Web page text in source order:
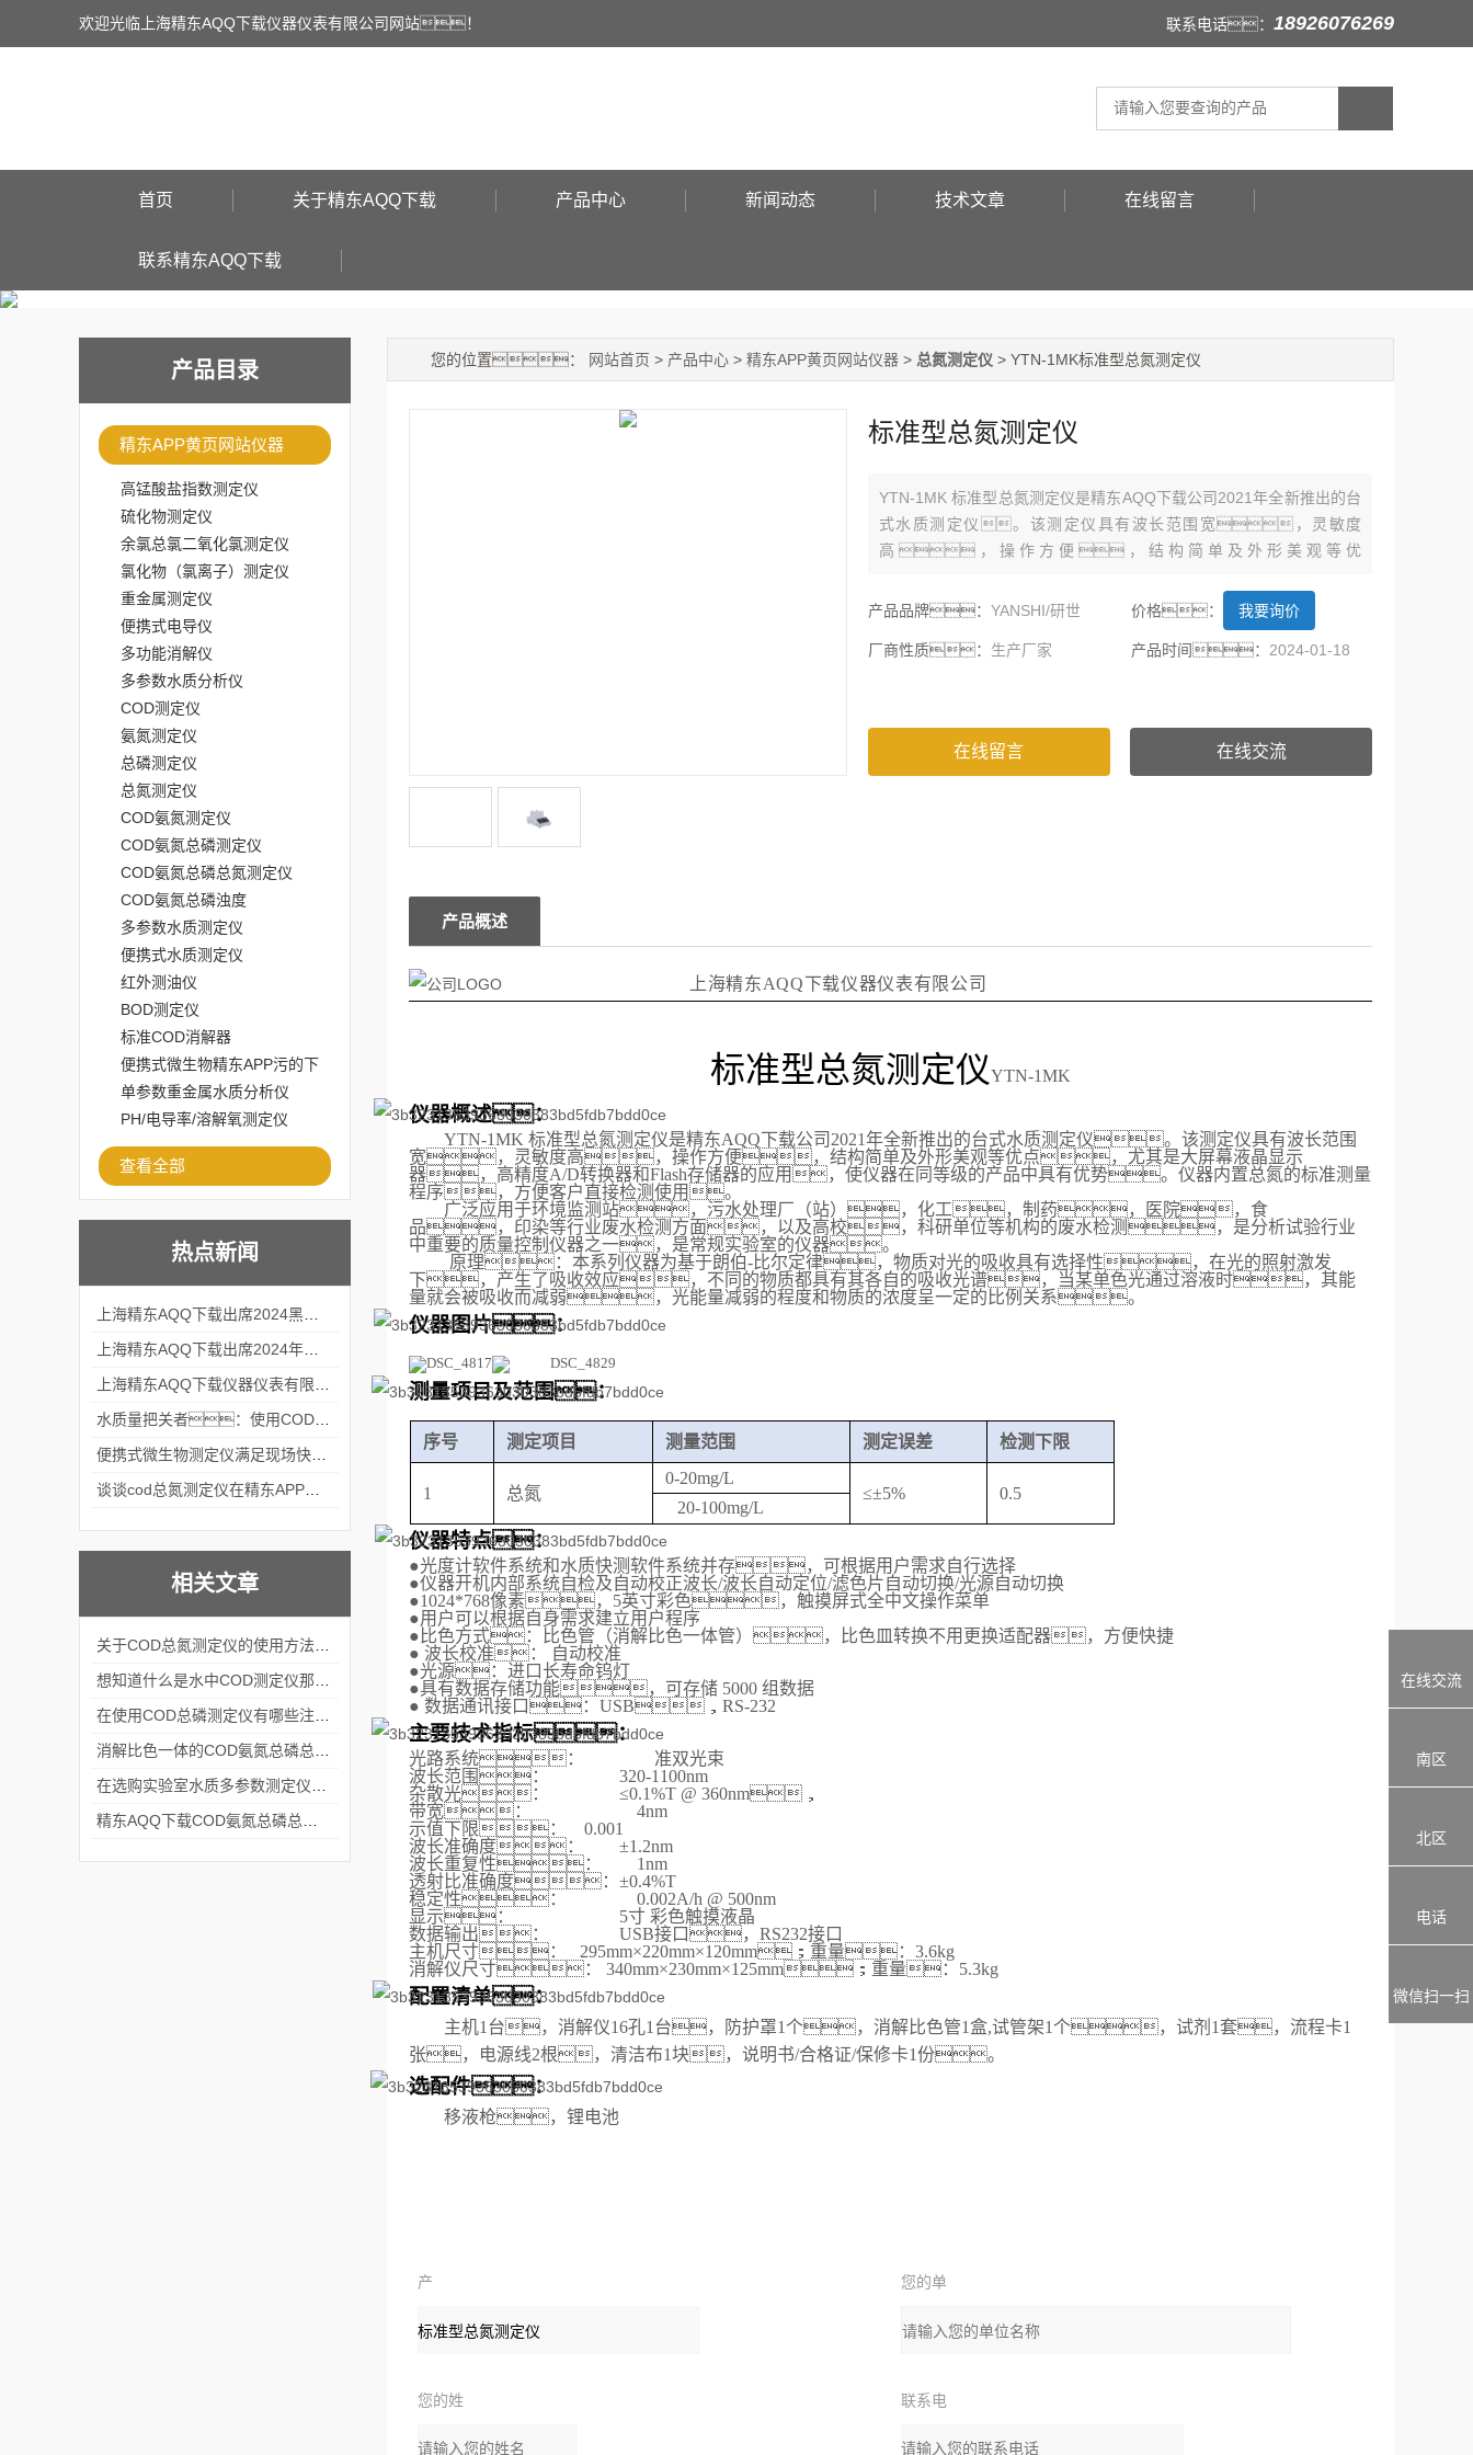
欢迎光临上海精东AQQ下载仪器仪表有限公司网站！ 联系电话： 18926076269
首页 关于精东AQQ下载 产品中心 新闻动态 技术文章 在线留言
联系精东AQQ下载
产品目录
精东APP黄页网站仪器
高锰酸盐指数测定仪
硫化物测定仪
余氯总氯二氧化氯测定仪
氯化物（氯离子）测定仪
重金属测定仪
便携式电导仪
多功能消解仪
多参数水质分析仪
COD测定仪
氨氮测定仪
总磷测定仪
总氮测定仪
COD氨氮测定仪
COD氨氮总磷测定仪
COD氨氮总磷总氮测定仪
COD氨氮总磷浊度
多参数水质测定仪
便携式水质测定仪
红外测油仪
BOD测定仪
标准COD消解器
便携式微生物精东APP污的下
载安装
单参数重金属水质分析仪
PH/电导率/溶解氧测定仪
查看全部
热点新闻
相关文章
您的位置： 网站首页 > 产品中心 > 精东APP黄页网站仪器 > 总氮测定仪 > YTN-1MK标准型总氮测定仪
标准型总氮测定仪
YTN-1MK 标准型总氮测定仪是精东AQQ下载公司2021年全新推出的台
式水质测定仪。该测定仪具有波长范围宽，灵敏度
高，操作方便，结构简单及外形美观等优
和Flash存储器的应用，使仪器在同等级的产品中具有优
产品品牌： YANSHI/研世 价格： 我要询价
厂商性质： 生产厂家 产品时间： 2024-01-18
在线留言 在线交流
产品概述
上海精东AQQ下载仪器仪表有限公司
标准型总氮测定仪YTN-1MK
仪器概述：
YTN-1MK 标准型总氮测定仪是精东AQQ下载公司2021年全新推出的台式水质测定仪。 该测定仪具有波长范围
宽， 灵敏度高， 操作方便， 结构简单及外形美观等优点，尤其是大屏幕液晶显示
器， 高精度A/D转换器和Flash存储器的应用，使仪器在同等级的产品中具有优势。 仪器内置总氮的标准测量
程序， 方便客户直接检测使用。
广泛应用于环境监测站， 污水处理厂（站） ， 化工， 制药， 医院， 食
品， 印染等行业废水检测方面，以及高校， 科研单位等机构的废水检测， 是分析试验行业
中重要的质量控制仪器之一，是常规实验室的仪器。
原理：本系列仪器为基于朗伯-比尔定律，物质对光的吸收具有选择性，在光的照射激发
下，产生了吸收效应，不同的物质都具有其各自的吸收光谱，当某单色光通过溶液时，其能
量就会被吸收而减弱，光能量减弱的程度和物质的浓度呈一定的比例关系。
仪器图片：
测量项目及范围：
序号 测定项目 测量范围 测定误差 检测下限
1 总氮
0-20mg/L
≤±5%
0.5
20-100mg/L
仪器特点：
●光度计软件系统和水质快测软件系统并存，可根据用户需求自行选择
●仪器开机内部系统自检及自动校正波长/波长自动定位/滤色片自动切换/光源自动切换
●1024*768像素，5英寸彩色， 触摸屏式全中文操作菜单
●用户可以根据自身需求建立用户程序
● 比色方式：比色管（消解比色一体管） ，比色皿转换不用更换适配器，方便快捷
● 波长校准： 自动校准
●光源：进口长寿命钨灯
●具有数据存储功能，可存储 5000 组数据
● 数据通讯接口：USB， RS-232
主要技术指标：
光路系统：
准双光束
波长范围：
320-1100nm
杂散光：
≤0.1%T @ 360nm，
带宽：
4nm
示值下限：
0.001
波长准确度：
±1.2nm
波长重复性：
1nm
透射比准确度：±0.4%T
稳定性：
0.002A/h @ 500nm
显示：
5寸 彩色触摸液晶
数据输出：
USB接口，RS232接口
主机尺寸： 295mm×220mm×1 20mm；重量： 3.6kg
消解仪尺寸： 340mm×230mm×1 25mm； 重量：5.3kg
配置清单：
主机1台，消解仪16孔1台，防护罩1个，消解比色管1盒,试管架1个，试剂 1套， 流程卡1
张，
电源线2根，清洁布1块，说明书/合格证/保修卡1份。
选配件：
移液枪，锂电池
产
品：
您的单
位：
您的姓
名：
联系电
话：
在线交流
南区
北区
电话
微信扫一扫